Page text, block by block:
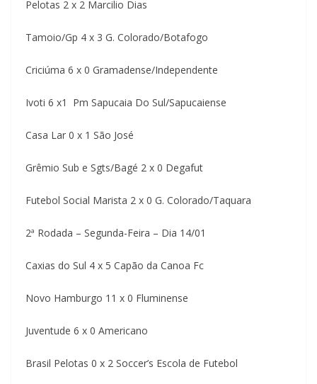
Pelotas 2 x 2 Marcilio Dias
Tamoio/Gp 4 x 3 G. Colorado/Botafogo
Criciúma 6 x 0 Gramadense/Independente
Ivoti 6 x1 Pm Sapucaia Do Sul/Sapucaiense
Casa Lar 0 x 1 São José
Grêmio Sub e Sgts/Bagé 2 x 0 Degafut
Futebol Social Marista 2 x 0 G. Colorado/Taquara
2ª Rodada – Segunda-Feira – Dia 14/01
Caxias do Sul 4 x 5 Capão da Canoa Fc
Novo Hamburgo 11 x 0 Fluminense
Juventude 6 x 0 Americano
Brasil Pelotas 0 x 2 Soccer’s Escola de Futebol